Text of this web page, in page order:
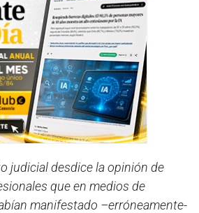
judicial desdice la opinión de
que en medios de
manifestado –erróneamente-